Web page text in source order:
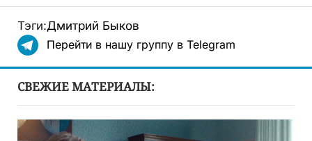
Тэги:Дмитрий Быков
Перейти в нашу группу в Telegram
СВЕЖИЕ МАТЕРИАЛЫ: